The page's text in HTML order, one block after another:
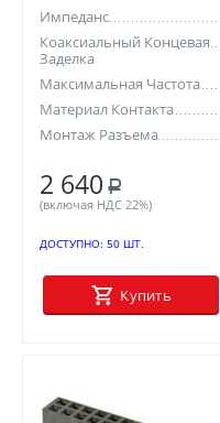
Импеданс
Коаксиальный Концевая
Заделка
Максимальная Частота
Материал Контакта
Монтаж Разъема
2 640 Р
(включая НДС 22%)
ДОСТУПНО: 50 ШТ.
Купить